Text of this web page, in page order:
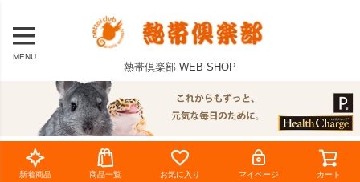
MENU
熱帯倶楽部 WEB SHOP
新着商品 商品一覧 お気に入り マイページ カート